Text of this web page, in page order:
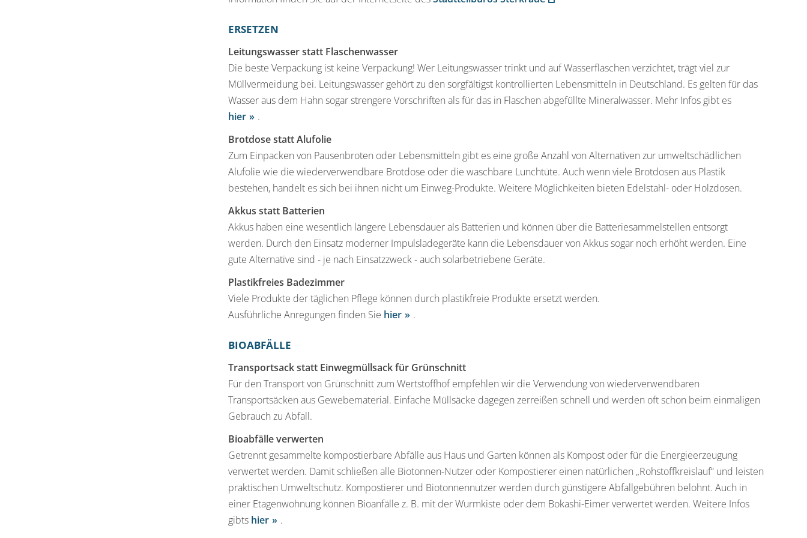
ERSETZEN
Leitungswasser statt Flaschenwasser
Die beste Verpackung ist keine Verpackung! Wer Leitungswasser trinkt und auf Wasserflaschen verzichtet, trägt viel zur
Müllvermeidung bei. Leitungswasser gehört zu den sorgfältigst kontrollierten Lebensmitteln in Deutschland. Es gelten für das
Wasser aus dem Hahn sogar strengere Vorschriften als für das in Flaschen abgefüllte Mineralwasser. Mehr Infos gibt es
hier
.
Brotdose statt Alufolie
Zum Einpacken von Pausenbroten oder Lebensmitteln gibt es eine große Anzahl von Alternativen zur umweltschädlichen
Alufolie wie die wiederverwendbare Brotdose oder die waschbare Lunchtüte. Auch wenn viele Brotdosen aus Plastik
bestehen, handelt es sich bei ihnen nicht um Einweg-Produkte. Weitere Möglichkeiten bieten Edelstahl- oder Holzdosen.
Akkus statt Batterien
Akkus haben eine wesentlich längere Lebensdauer als Batterien und können über die Batteriesammelstellen entsorgt
werden. Durch den Einsatz moderner Impulsladegeräte kann die Lebensdauer von Akkus sogar noch erhöht werden. Eine
gute Alternative sind - je nach Einsatzzweck - auch solarbetriebene Geräte.
Plastikfreies Badezimmer
Viele Produkte der täglichen Pflege können durch plastikfreie Produkte ersetzt werden.
Ausführliche Anregungen finden Sie hier .
BIOABFÄLLE
Transportsack statt Einwegmüllsack für Grünschnitt
Für den Transport von Grünschnitt zum Wertstoffhof empfehlen wir die Verwendung von wiederverwendbaren
Transportsäcken aus Gewebematerial. Einfache Müllsäcke dagegen zerreißen schnell und werden oft schon beim einmaligen
Gebrauch zu Abfall.
Bioabfälle verwerten
Getrennt gesammelte kompostierbare Abfälle aus Haus und Garten können als Kompost oder für die Energieerzeugung
verwertet werden. Damit schließen alle Biotonnen-Nutzer oder Kompostierer einen natürlichen „Rohstoffkreislauf“ und leisten
praktischen Umweltschutz. Kompostierer und Biotonnennutzer werden durch günstigere Abfallgebühren belohnt. Auch in
einer Etagenwohnung können Bioanfälle z. B. mit der Wurmkiste oder dem Bokashi-Eimer verwertet werden. Weitere Infos
gibts hier .